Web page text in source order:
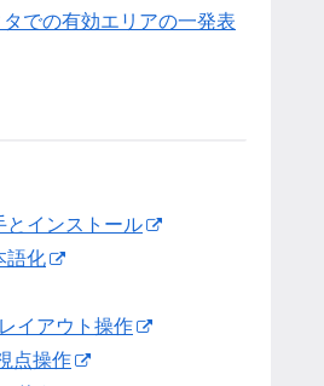
タでの有効エリアの一発表
とインストール
語化
イアウト操作
点操作